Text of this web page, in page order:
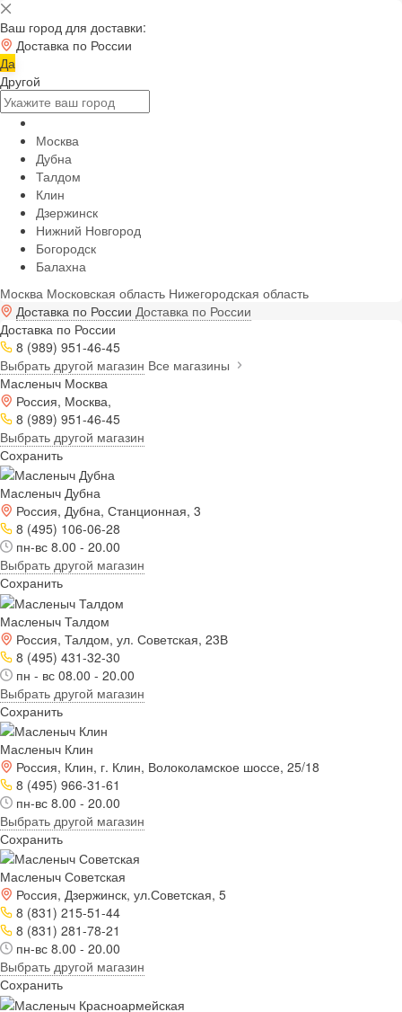
Ваш город для доставки:
Доставка по России
Да
Другой
Москва
Дубна
Талдом
Клин
Дзержинск
Нижний Новгород
Богородск
Балахна
Москва Московская область Нижегородская область
Доставка по России Доставка по России
Доставка по России
8 (989) 951-46-45
Выбрать другой магазин Все магазины
Масленыч Москва
Россия, Москва,
8 (989) 951-46-45
Выбрать другой магазин
Сохранить
Масленыч Дубна
Россия, Дубна, Станционная, 3
8 (495) 106-06-28
пн-вс 8.00 - 20.00
Выбрать другой магазин
Сохранить
Масленыч Талдом
Россия, Талдом, ул. Советская, 23В
8 (495) 431-32-30
пн - вс 08.00 - 20.00
Выбрать другой магазин
Сохранить
Масленыч Клин
Россия, Клин, г. Клин, Волоколамское шоссе, 25/18
8 (495) 966-31-61
пн-вс 8.00 - 20.00
Выбрать другой магазин
Сохранить
Масленыч Советская
Россия, Дзержинск, ул.Советская, 5
8 (831) 215-51-44
8 (831) 281-78-21
пн-вс 8.00 - 20.00
Выбрать другой магазин
Сохранить